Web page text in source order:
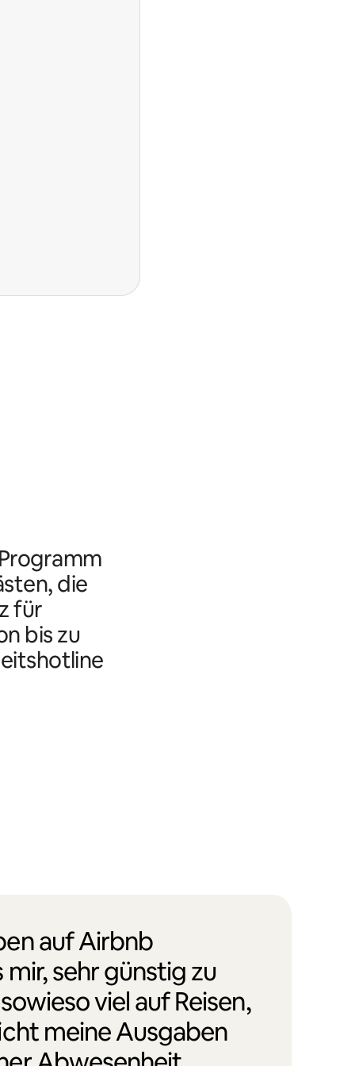
die
für
bis zu
auf Airbnb
sehr günstig zu
viel auf Reisen,
meine Ausgaben